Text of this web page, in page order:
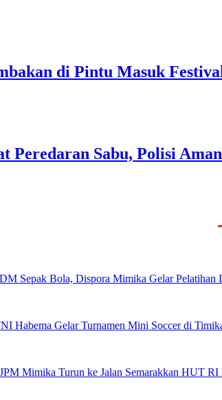
di Pintu Masuk
Peredaran Sabu, Polisi
Sepak Bola, Dispora Mimika Gelar Pelatihan
Habema Gelar Turnamen Mini Soccer di
Mimika Turun ke Jalan Semarakkan HUT RI